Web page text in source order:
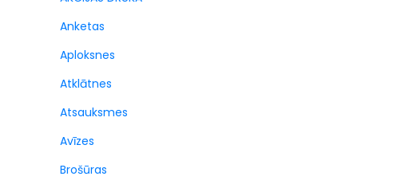
Anketas
Aploksnes
Atklātnes
Atsauksmes
Avīzes
Brošūras